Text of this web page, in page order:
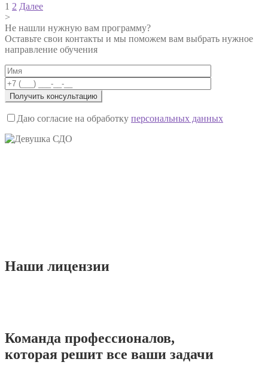
1 2 Далее
>
Не нашли нужную вам программу?
Оставьте свои контакты и мы поможем вам выбрать нужное
направление обучения
Даю согласие на обработку персональных данных
Наши лицензии
Команда профессионалов,
которая решит все ваши задачи